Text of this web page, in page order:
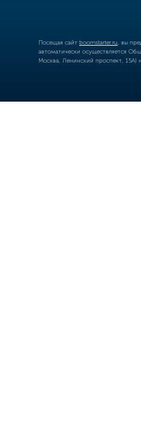
Посещая сайт boomstarter.ru , вы
автоматически осуществляется
Москва, Ленинский проспект, 15А)